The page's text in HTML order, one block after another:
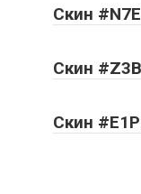
Скин
Скин
Скин